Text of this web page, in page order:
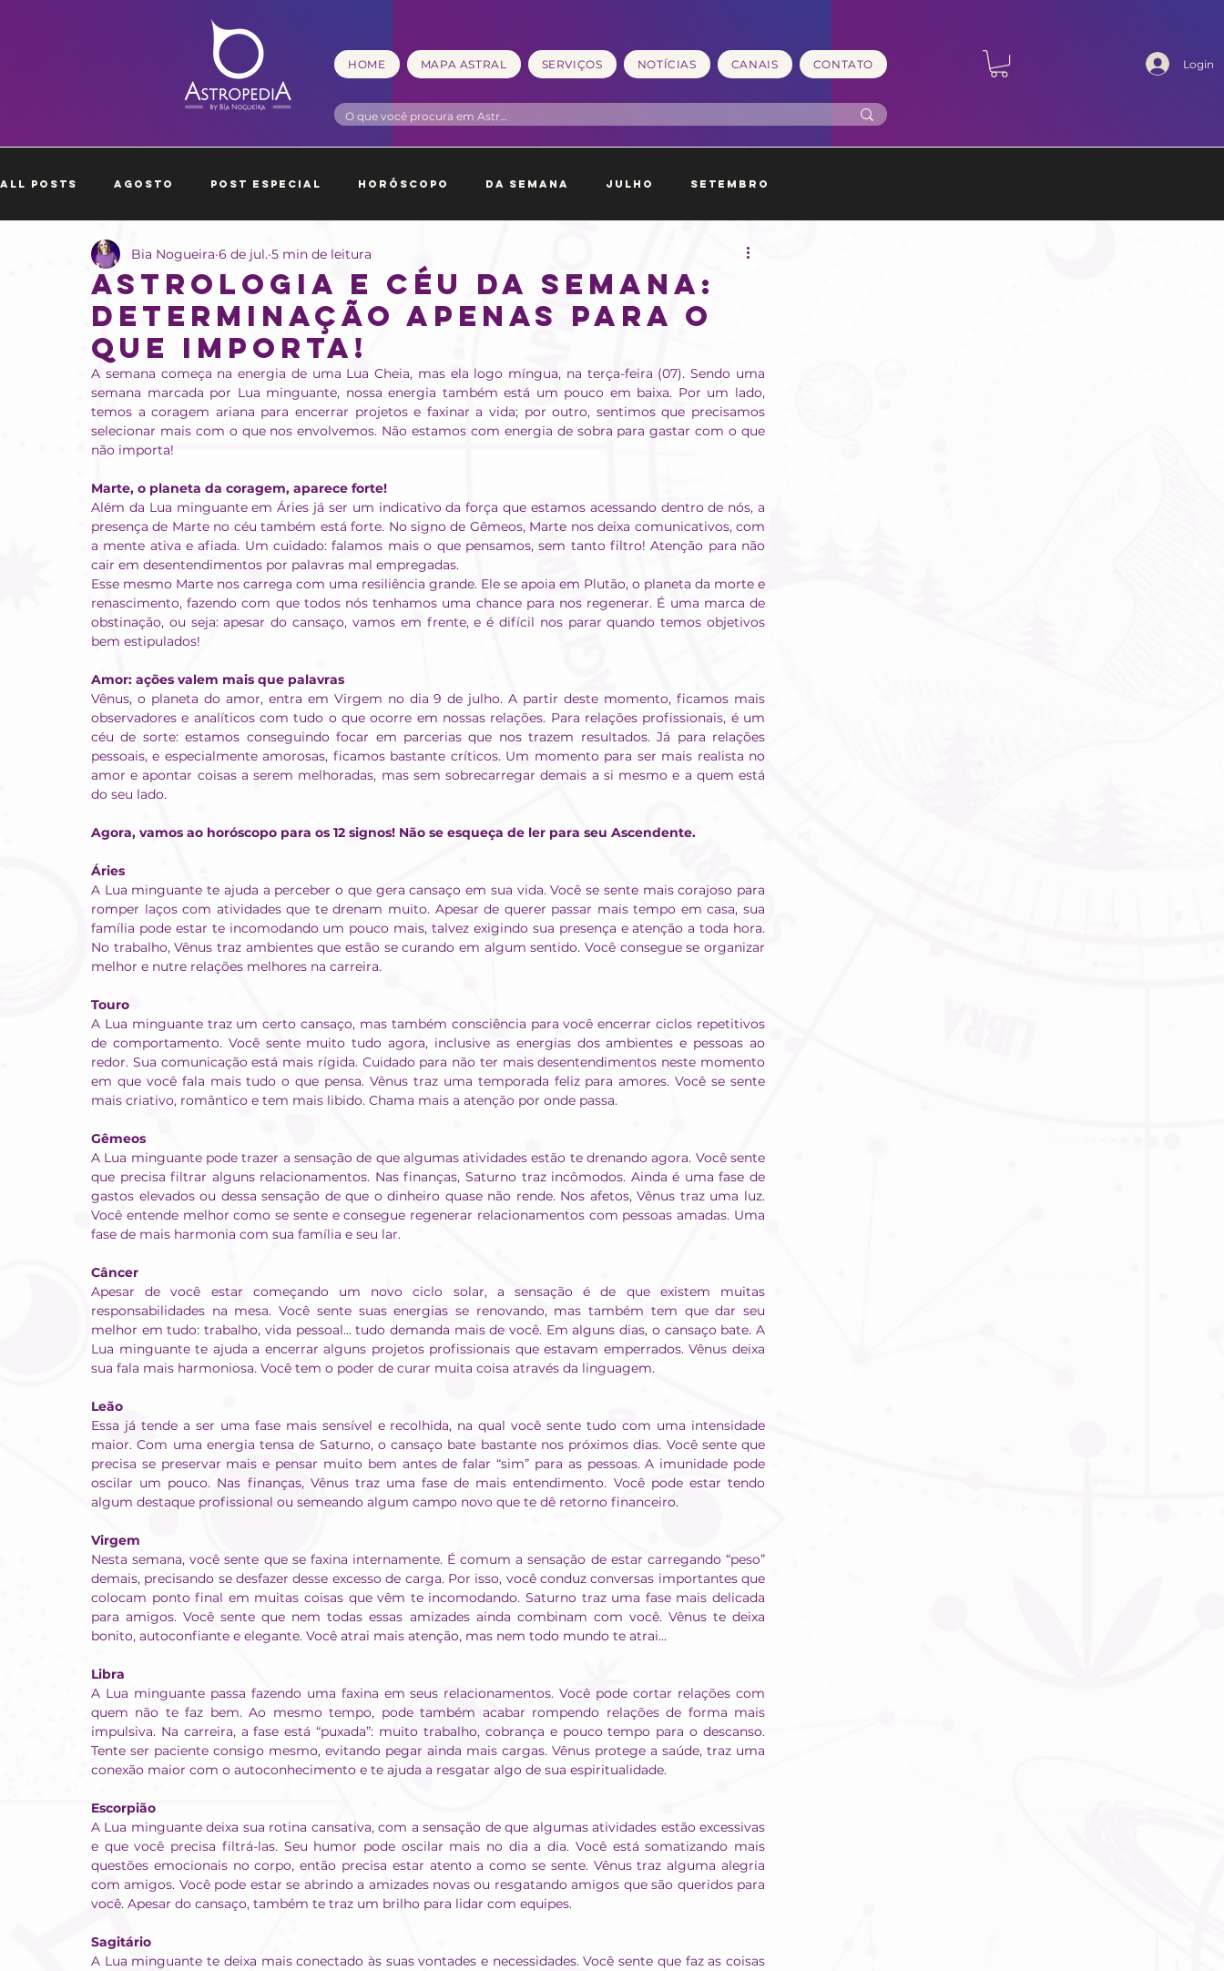
HOME MAPA ASTRAL SERVIÇOS NOTÍCIAS CANAIS CONTATO Login
All Posts Agosto Post Especial Horóscopo Da Semana Julho Setembro
Outubro Novembro Dezembro
Astrologia e Céu da Semana:
Determinação apenas para o
que importa!
Bia Nogueira 6 de jul. 5 min de leitura
A semana começa na energia de uma Lua Cheia, mas ela logo míngua, na terça-feira (07). Sendo uma
semana marcada por Lua minguante, nossa energia também está um pouco em baixa. Por um lado,
temos a coragem ariana para encerrar projetos e faxinar a vida; por outro, sentimos que precisamos
selecionar mais com o que nos envolvemos. Não estamos com energia de sobra para gastar com o que
não importa!
Marte, o planeta da coragem, aparece forte!
Além da Lua minguante em Áries já ser um indicativo da força que estamos acessando dentro de nós, a
presença de Marte no céu também está forte. No signo de Gêmeos, Marte nos deixa comunicativos, com
a mente ativa e afiada. Um cuidado: falamos mais o que pensamos, sem tanto filtro! Atenção para não
cair em desentendimentos por palavras mal empregadas.
Esse mesmo Marte nos carrega com uma resiliência grande. Ele se apoia em Plutão, o planeta da morte e
renascimento, fazendo com que todos nós tenhamos uma chance para nos regenerar. É uma marca de
obstinação, ou seja: apesar do cansaço, vamos em frente, e é difícil nos parar quando temos objetivos
bem estipulados!
Amor: ações valem mais que palavras
Vênus, o planeta do amor, entra em Virgem no dia 9 de julho. A partir deste momento, ficamos mais
observadores e analíticos com tudo o que ocorre em nossas relações. Para relações profissionais, é um
céu de sorte: estamos conseguindo focar em parcerias que nos trazem resultados. Já para relações
pessoais, e especialmente amorosas, ficamos bastante críticos. Um momento para ser mais realista no
amor e apontar coisas a serem melhoradas, mas sem sobrecarregar demais a si mesmo e a quem está
do seu lado.
Agora, vamos ao horóscopo para os 12 signos! Não se esqueça de ler para seu Ascendente.
Áries
A Lua minguante te ajuda a perceber o que gera cansaço em sua vida. Você se sente mais corajoso para
romper laços com atividades que te drenam muito. Apesar de querer passar mais tempo em casa, sua
família pode estar te incomodando um pouco mais, talvez exigindo sua presença e atenção a toda hora.
No trabalho, Vênus traz ambientes que estão se curando em algum sentido. Você consegue se organizar
melhor e nutre relações melhores na carreira.
Touro
A Lua minguante traz um certo cansaço, mas também consciência para você encerrar ciclos repetitivos
de comportamento. Você sente muito tudo agora, inclusive as energias dos ambientes e pessoas ao
redor. Sua comunicação está mais rígida. Cuidado para não ter mais desentendimentos neste momento
em que você fala mais tudo o que pensa. Vênus traz uma temporada feliz para amores. Você se sente
mais criativo, romântico e tem mais libido. Chama mais a atenção por onde passa.
Gêmeos
A Lua minguante pode trazer a sensação de que algumas atividades estão te drenando agora. Você sente
que precisa filtrar alguns relacionamentos. Nas finanças, Saturno traz incômodos. Ainda é uma fase de
gastos elevados ou dessa sensação de que o dinheiro quase não rende. Nos afetos, Vênus traz uma luz.
Você entende melhor como se sente e consegue regenerar relacionamentos com pessoas amadas. Uma
fase de mais harmonia com sua família e seu lar.
Câncer
Apesar de você estar começando um novo ciclo solar, a sensação é de que existem muitas
responsabilidades na mesa. Você sente suas energias se renovando, mas também tem que dar seu
melhor em tudo: trabalho, vida pessoal... tudo demanda mais de você. Em alguns dias, o cansaço bate. A
Lua minguante te ajuda a encerrar alguns projetos profissionais que estavam emperrados. Vênus deixa
sua fala mais harmoniosa. Você tem o poder de curar muita coisa através da linguagem.
Leão
Essa já tende a ser uma fase mais sensível e recolhida, na qual você sente tudo com uma intensidade
maior. Com uma energia tensa de Saturno, o cansaço bate bastante nos próximos dias. Você sente que
precisa se preservar mais e pensar muito bem antes de falar “sim” para as pessoas. A imunidade pode
oscilar um pouco. Nas finanças, Vênus traz uma fase de mais entendimento. Você pode estar tendo
algum destaque profissional ou semeando algum campo novo que te dê retorno financeiro.
Virgem
Nesta semana, você sente que se faxina internamente. É comum a sensação de estar carregando “peso”
demais, precisando se desfazer desse excesso de carga. Por isso, você conduz conversas importantes que
colocam ponto final em muitas coisas que vêm te incomodando. Saturno traz uma fase mais delicada
para amigos. Você sente que nem todas essas amizades ainda combinam com você. Vênus te deixa
bonito, autoconfiante e elegante. Você atrai mais atenção, mas nem todo mundo te atrai...
Libra
A Lua minguante passa fazendo uma faxina em seus relacionamentos. Você pode cortar relações com
quem não te faz bem. Ao mesmo tempo, pode também acabar rompendo relações de forma mais
impulsiva. Na carreira, a fase está “puxada”: muito trabalho, cobrança e pouco tempo para o descanso.
Tente ser paciente consigo mesmo, evitando pegar ainda mais cargas. Vênus protege a saúde, traz uma
conexão maior com o autoconhecimento e te ajuda a resgatar algo de sua espiritualidade.
Escorpião
A Lua minguante deixa sua rotina cansativa, com a sensação de que algumas atividades estão excessivas
e que você precisa filtrá-las. Seu humor pode oscilar mais no dia a dia. Você está somatizando mais
questões emocionais no corpo, então precisa estar atento a como se sente. Vênus traz alguma alegria
com amigos. Você pode estar se abrindo a amizades novas ou resgatando amigos que são queridos para
você. Apesar do cansaço, também te traz um brilho para lidar com equipes.
Sagitário
A Lua minguante te deixa mais conectado às suas vontades e necessidades. Você sente que faz as coisas